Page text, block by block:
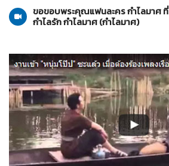
ขอขอบพระคุณแฟนละคร กำไลมาศ
กำไลรัก กำไลมาศ (กำไลมาศ)